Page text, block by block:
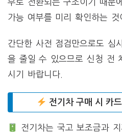
부로 전환되는 구조이기 때문
가능 여부를 미리 확인하는 것
간단한 사전 점검만으로도 심
을 줄일 수 있으므로 신청 전
시기 바랍니다.
전기차 구매 시 카
전기차는 국고 보조금과